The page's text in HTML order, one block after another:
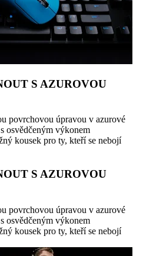
S AZUROVOU
povrchovou úpravou v azurové
osvědčeným výkonem
kousek pro ty, kteří se nebojí
S AZUROVOU
povrchovou úpravou v azurové
osvědčeným výkonem
kousek pro ty, kteří se nebojí